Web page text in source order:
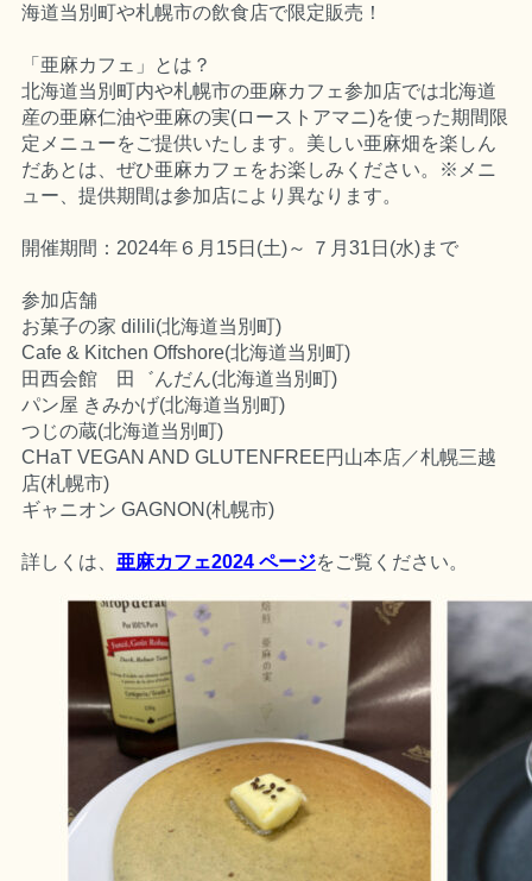
海道当別町や札幌市の飲食店で限定販売！
「亜麻カフェ」とは？
北海道当別町内や札幌市の亜麻カフェ参加店では北海道
産の亜麻仁油や亜麻の実(ローストアマニ)を使った期間限
定メニューをご提供いたします。美しい亜麻畑を楽しん
だあとは、ぜひ亜麻カフェをお楽しみください。※メニ
ュー、提供期間は参加店により異なります。
開催期間：2024年６月15日(土)～ ７月31日(水)まで
参加店舗
お菓子の家 dilili(北海道当別町)
Cafe & Kitchen Offshore(北海道当別町)
田西会館 田゛んだん(北海道当別町)
パン屋 きみかげ(北海道当別町)
つじの蔵(北海道当別町)
CHaT VEGAN AND GLUTENFREE円山本店／札幌三越
店(札幌市)
ギャニオン GAGNON(札幌市)
詳しくは、 亜麻カフェ2024 ページをご覧ください。